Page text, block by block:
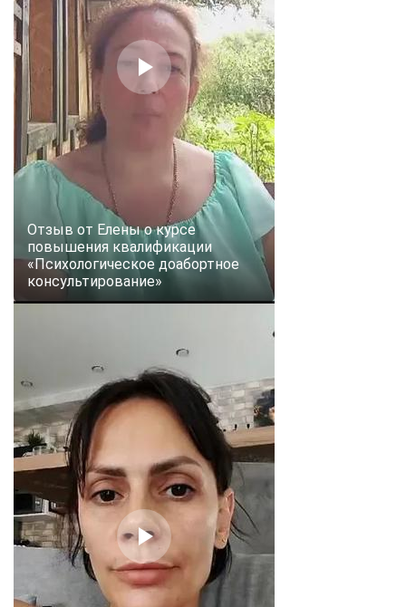
Отзыв от Елены о курсе
повышения квалификации
«Психологическое доабортное
консультирование»